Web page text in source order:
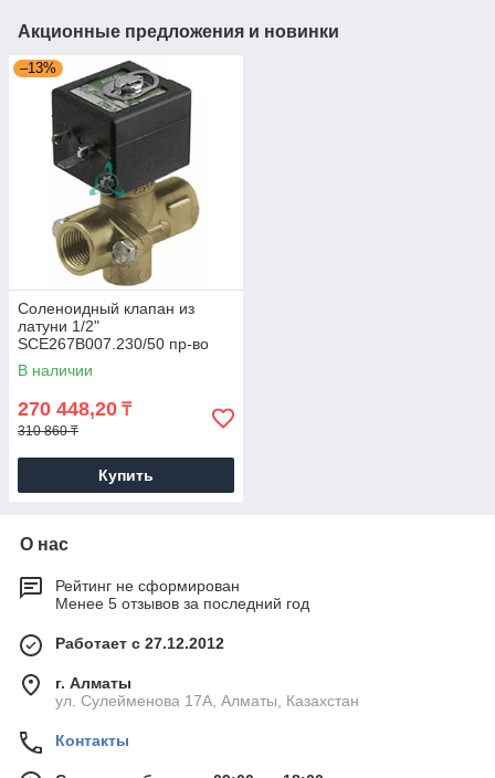
Акционные предложения и новинки
–13%
Соленоидный клапан из
латуни 1/2"
SCE267B007.230/50 пр-во
ASCO (Emerson)
В наличии
270 448,20 ₸
310 860 ₸
Купить
О нас
Рейтинг не сформирован
Менее 5 отзывов за последний год
Работает с 27.12.2012
г. Алматы
ул. Сулейменова 17А, Алматы, Казахстан
Контакты